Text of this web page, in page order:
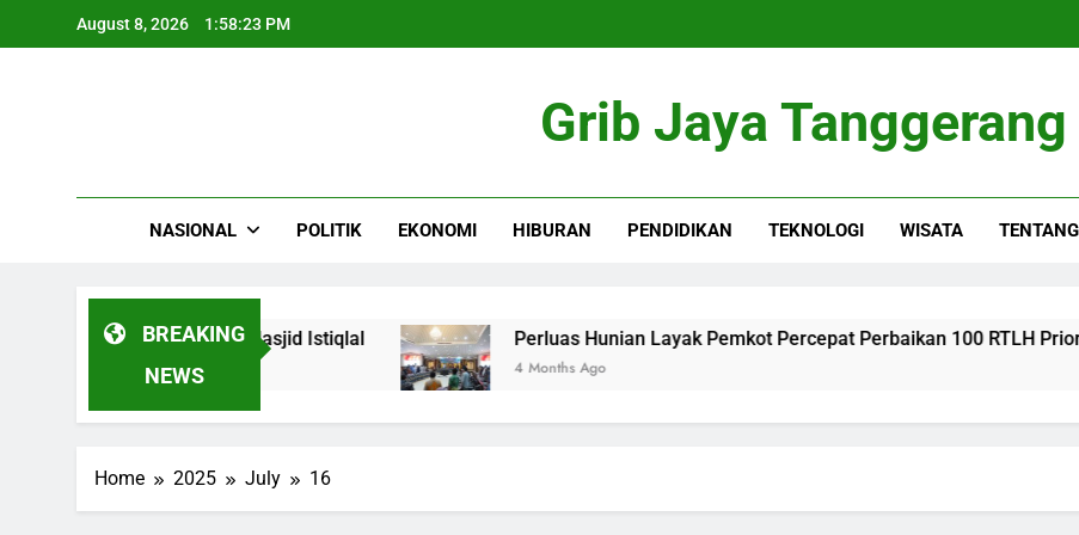
August 8, 2026 1:58:24 PM
Grib Jaya Tanggerang
NASIONAL POLITIK EKONOMI HIBURAN PENDIDIKAN TEKNOLOGI WISATA
BREAKING
NEWS
Lintas Bangsa di Masjid Istiqlal Perluas Hunian Layak Pemkot Percepat Perbaikan 100 RTLH Prioritas
4 Months Ago
Home 2025 July 16